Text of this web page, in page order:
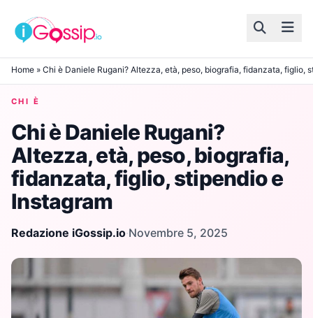
Skip to content
Home » Chi è Daniele Rugani? Altezza, età, peso, biografia, fidanzata, figlio,
CHI È
Chi è Daniele Rugani?
Altezza, età, peso, biografia,
fidanzata, figlio, stipendio e
Instagram
Redazione iGossip.io·Novembre 5, 2025